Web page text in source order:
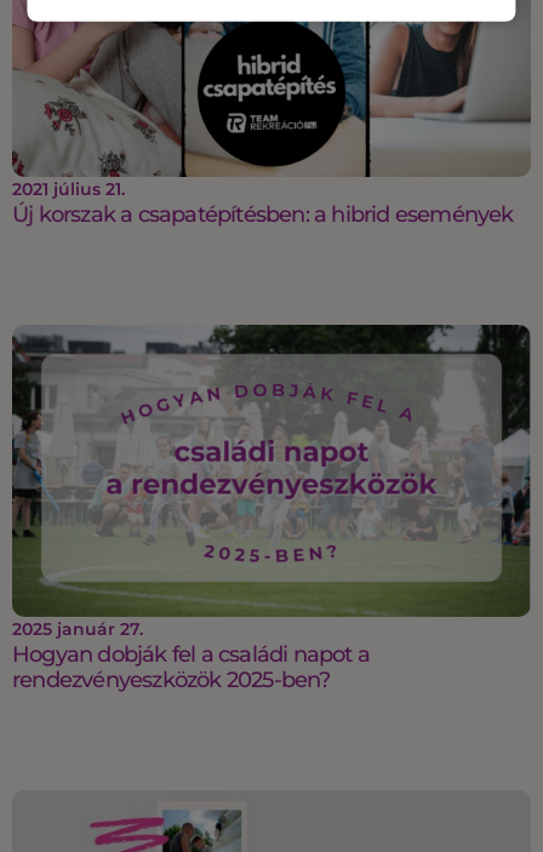
2021 július 21.
Új korszak a csapatépítésben: a hibrid események
2025 január 27.
Hogyan dobják fel a családi napot a
rendezvényeszközök 2025-ben?